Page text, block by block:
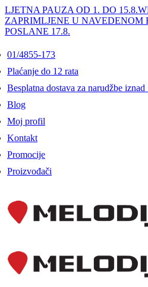
LJETNA PAUZA OD 1. DO 15.8.
ZAPRIMLJENE U NAVEDENOM
POSLANE 17.8.
01/4855-173
Plaćanje do 12 rata
Besplatna dostava za narudžbe iznad
Blog
Moj profil
Kontakt
Promocije
Proizvođači